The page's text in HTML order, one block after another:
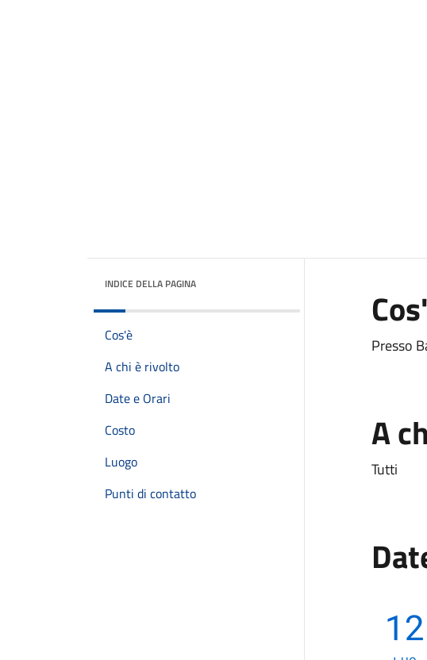
INDICE DELLA PAGINA
Cos'è
A chi è rivolto
Date e Orari
Costo
Luogo
Punti di contatto
Presso
A
Tutti
12